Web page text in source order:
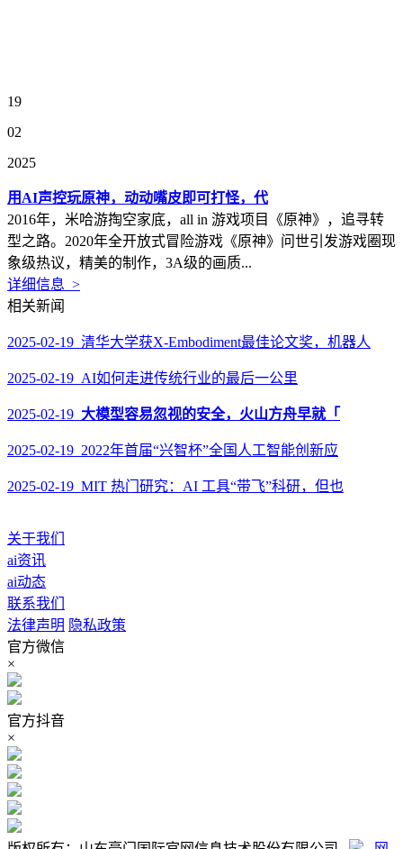
19
02
2025
用AI声控玩原神，动动嘴皮即可打怪，代
2016年，米哈游掏空家底，all in 游戏项目《原神》，追寻转
型之路。2020年全开放式冒险游戏《原神》问世引发游戏圈现
象级热议，精美的制作，3A级的画质...
详细信息 >
相关新闻
2025-02-19 清华大学获X-Embodiment最佳论文奖，机器人
2025-02-19 AI如何走进传统行业的最后一公里
2025-02-19 大模型容易忽视的安全，火山方舟早就「
2025-02-19 2022年首届“兴智杯”全国人工智能创新应
2025-02-19 MIT 热门研究：AI 工具“带飞”科研，但也
关于我们
ai资讯
ai动态
联系我们
法律声明 隐私政策
官方微信
×
官方抖音
×